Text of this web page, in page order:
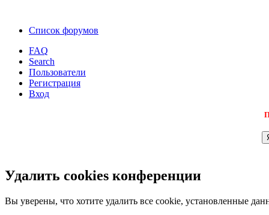
Список форумов
FAQ
Search
Пользователи
Регистрация
Вход
Удалить cookies конференции
Вы уверены, что хотите удалить все cookie, установленные